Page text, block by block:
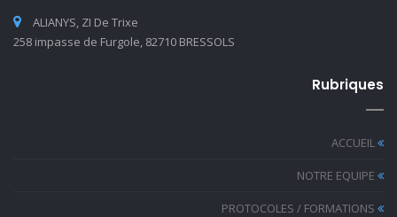
ALIANYS, ZI De Trixe
258 impasse de Furgole, 82710 BRESSOLS
Rubriques
ACCUEIL
NOTRE EQUIPE
PROTOCOLES / FORMATIONS